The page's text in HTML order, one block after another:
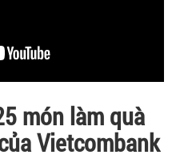
món làm quà
Vietcombank